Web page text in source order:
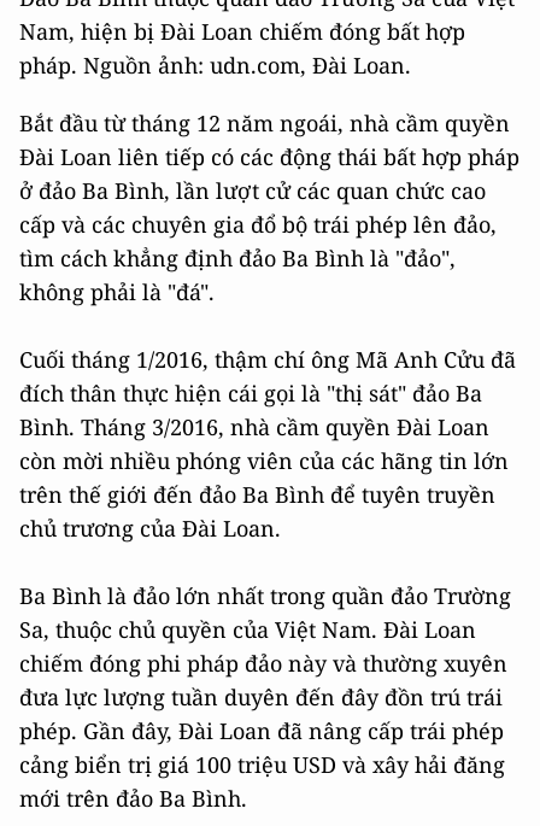
Nam, hiện bị Đài Loan chiếm đóng bất hợp
pháp. Nguồn ảnh: udn.com, Đài Loan.
Bắt đầu từ tháng 12 năm ngoái, nhà cầm quyền
Đài Loan liên tiếp có các động thái bất hợp pháp
ở đảo Ba Bình, lần lượt cử các quan chức cao
cấp và các chuyên gia đổ bộ trái phép lên đảo,
tìm cách khẳng định đảo Ba Bình là "đảo",
không phải là "đá".
Cuối tháng 1/2016, thậm chí ông Mã Anh Cửu đã
đích thân thực hiện cái gọi là "thị sát" đảo Ba
Bình. Tháng 3/2016, nhà cầm quyền Đài Loan
còn mời nhiều phóng viên của các hãng tin lớn
trên thế giới đến đảo Ba Bình để tuyên truyền
chủ trương của Đài Loan.
Ba Bình là đảo lớn nhất trong quần đảo Trường
Sa, thuộc chủ quyền của Việt Nam. Đài Loan
chiếm đóng phi pháp đảo này và thường xuyên
đưa lực lượng tuần duyên đến đây đồn trú trái
phép. Gần đây, Đài Loan đã nâng cấp trái phép
cảng biển trị giá 100 triệu USD và xây hải đăng
mới trên đảo Ba Bình.